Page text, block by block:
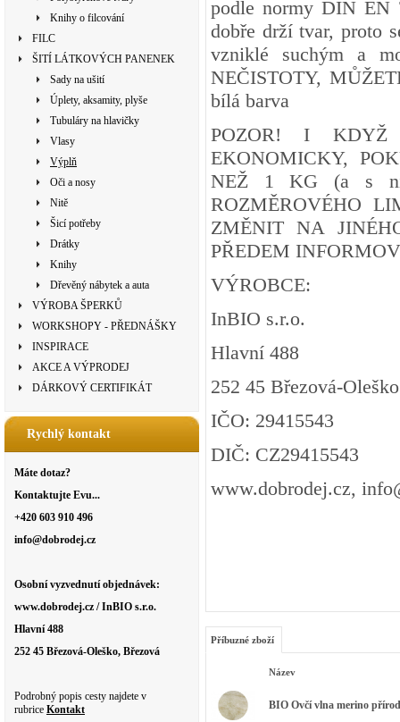
Knihy o filcování
FILC
ŠITÍ LÁTKOVÝCH PANENEK
Sady na ušití
Úplety, aksamity, plyše
Tubuláry na hlavičky
Vlasy
Výplň
Oči a nosy
Nitě
Šicí potřeby
Drátky
Knihy
Dřevěný nábytek a auta
VÝROBA ŠPERKŮ
WORKSHOPY - PŘEDNÁŠKY
INSPIRACE
AKCE A VÝPRODEJ
DÁRKOVÝ CERTIFIKÁT
Rychlý kontakt
Máte dotaz?
Kontaktujte Evu...
+420 603 910 496
info@dobrodej.cz
Osobní vyzvednutí objednávek:
www.dobrodej.cz / InBIO s.r.o.
Hlavní 488
252 45 Březová-Oleško, Březová
Podrobný popis cesty najdete v
rubrice Kontakt
podle normy DIN EN
dobře drží tvar, proto
vzniklé suchým a
NEČISTOTY,
bílá barva
POZOR! I KDYŽ
EKONOMICKY,
NEŽ 1 KG (a s ní
ROZMĚROVÉHO
ZMĚNIT NA
PŘEDEM
VÝROBCE:
InBIO s.r.o.
Hlavní 488
252 45 Březová-Oleško
IČO: 29415543
DIČ: CZ29415543
www.dobrodej.cz,
Příbuzné zboží
Název
BIO Ovčí vlna merino